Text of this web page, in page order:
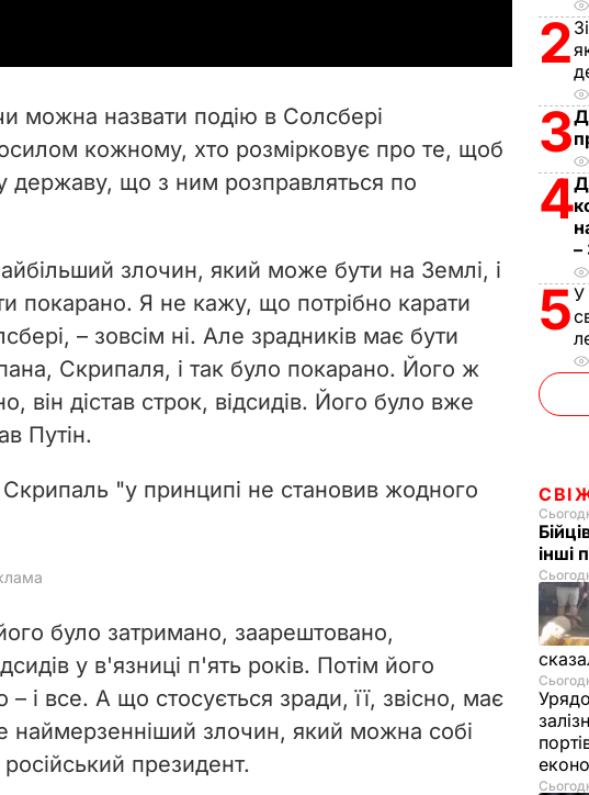
i
d
o
можна назвати подію в Солсбері
кожному, хто розмірковує про те, щоб
державу, що з ним розправляться по
злочин, який може бути на Землі, і
покарано. Я не кажу, що потрібно карати
– зовсім ні. Але зрадників має бути
Скрипаля, і так було покарано. Його ж
він дістав строк, відсидів. Його було вже
Путін.
"у принципі не становив жодного
було затримано, заарештовано,
у в'язниці п'ять років. Потім його
– і все. А що стосується зради, її, звісно, має
наймерзенніший злочин, який можна собі
президент.
2
3
4
–
5У
інші